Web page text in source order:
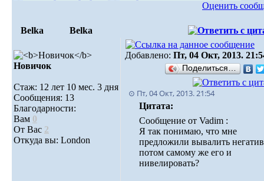
Оценить
Belka Belka
Новичок
Стаж: 12 лет 10 мес. 3 дня
Сообщения: 13
Благодарности:
Вам 0
От Вас 2
Откуда вы: London
Добавлено: Пт, 04 Окт, 2013.
Поделиться…
⊙ Пт, 04 Окт, 2013. 21:54
Цитата:
Сообщение от Vadim :
Я так понимаю, что мне
предложили вывалить
потом самому же его и
нивелировать?